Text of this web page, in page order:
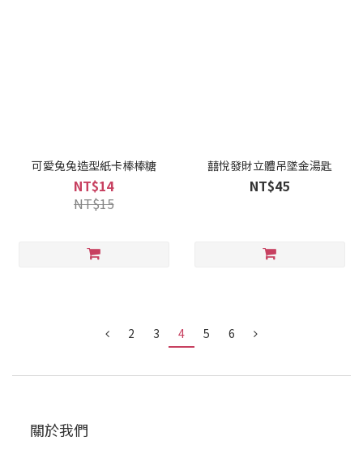
可愛兔兔造型紙卡棒棒糖
NT$14
NT$15
囍悅發財立體吊墜金湯匙
NT$45
2 3 4 5 6
關於我們